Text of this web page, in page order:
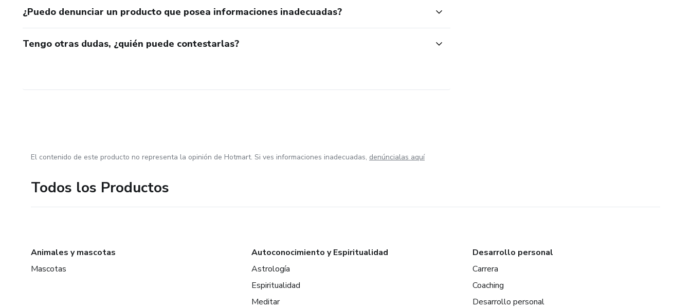
— Mónica Henao
Dugla al servicio del amor
¿Puedo denunciar un producto que posea informaciones inadecuadas?
Tengo otras dudas, ¿quién puede contestarlas?
El contenido de este producto no representa la opinión de Hotmart. Si ves informaciones inadecuadas, denúncialas aquí
Todos los Productos
Animales y mascotas
Mascotas
Autoconocimiento y Espiritualidad
Astrología
Espiritualidad
Meditar
Desarrollo personal
Carrera
Coaching
Desarrollo personal